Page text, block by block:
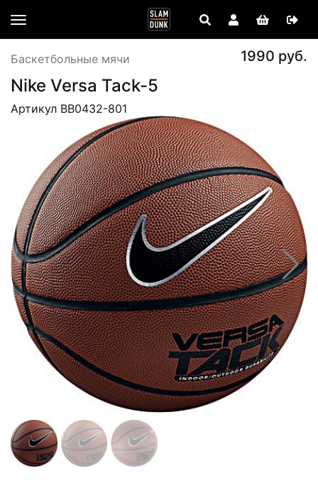
Баскетбольные мячи 1990 руб.
Nike Versa Tack-5
Артикул BB0432-801